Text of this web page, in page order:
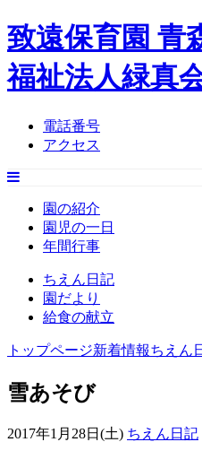
致遠保育園 青
福祉法人緑真
電話番号
アクセス
園の紹介
園児の一日
年間行事
ちえん日記
園だより
給食の献立
トップページ新着情報ちえん
雪あそび
2017年1月28日(土) ちえん日記